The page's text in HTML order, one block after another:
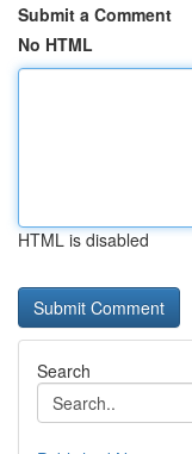
Submit a Comment
No HTML
HTML is disabled
Search